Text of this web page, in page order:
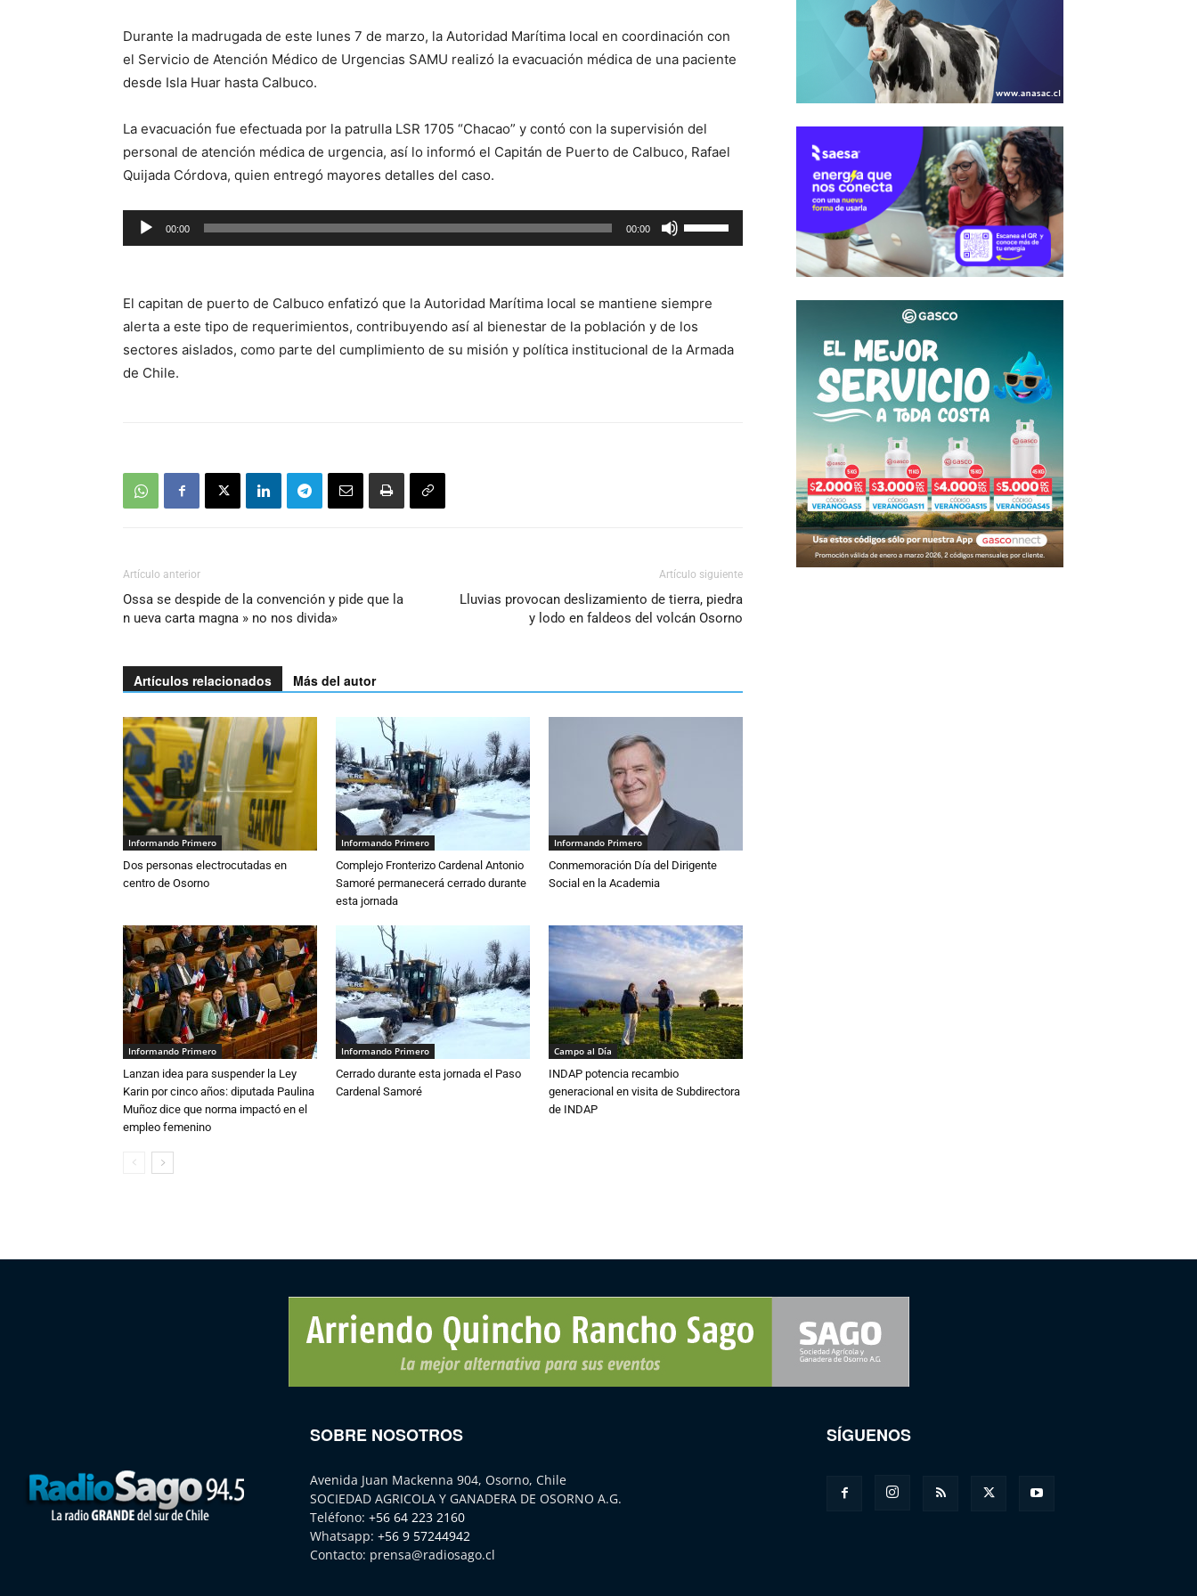
Durante la madrugada de este lunes 7 de marzo, la Autoridad Marítima local en coordinación con
el Servicio de Atención Médico de Urgencias SAMU realizó la evacuación médica de una paciente
desde Isla Huar hasta Calbuco.
La evacuación fue efectuada por la patrulla LSR 1705 “Chacao” y contó con la supervisión del
personal de atención médica de urgencia, así lo informó el Capitán de Puerto de Calbuco, Rafael
Quijada Córdova, quien entregó mayores detalles del caso.
Reproductor
de
00:00 00:00
las
flecha
arriba/abajo
para
El capitan de puerto de Calbuco enfatizó que la Autoridad Marítima local se mantiene siempre
alerta a este tipo de requerimientos, contribuyendo así al bienestar de la población y de los
sectores aislados, como parte del cumplimiento de su misión y política institucional de la Armada
de Chile.
Artículo anterior
Ossa se despide de la convención y pide que la
n ueva carta magna » no nos divida»
Artículo siguiente
Lluvias provocan deslizamiento de tierra, piedra
y lodo en faldeos del volcán Osorno
Artículos relacionados Más del autor
Informando Primero
Dos personas electrocutadas en
centro de Osorno
Informando Primero
Complejo Fronterizo Cardenal Antonio
Samoré permanecerá cerrado durante
esta jornada
Informando Primero
Conmemoración Día del Dirigente
Social en la Academia
Informando Primero
Lanzan idea para suspender la Ley
Karin por cinco años: diputada Paulina
Muñoz dice que norma impactó en el
empleo femenino
Informando Primero
Cerrado durante esta jornada el Paso
Cardenal Samoré
Campo al Día
INDAP potencia recambio
generacional en visita de Subdirectora
de INDAP
SOBRE NOSOTROS
Avenida Juan Mackenna 904, Osorno, Chile
SOCIEDAD AGRICOLA Y GANADERA DE OSORNO A.G.
Teléfono: +56 64 223 2160
Whatsapp: +56 9 57244942
Contacto: prensa@radiosago.cl
SÍGUENOS